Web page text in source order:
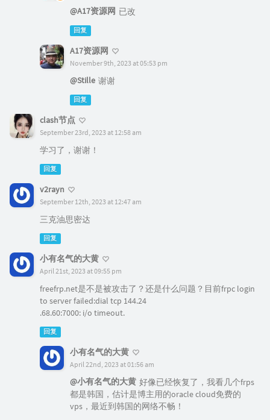
@A17资源网 已改
回复
A17资源网
November 9th, 2023 at 05:53 pm
@Stille 谢谢
回复
clash节点
September 23rd, 2023 at 12:58 am
学习了，谢谢！
回复
v2rayn
September 12th, 2023 at 12:47 am
三克油思密达
回复
小有名气的大黄
April 21st, 2023 at 09:55 pm
freefrp.net是不是被攻击了？还是什么问题？目前frpc login
to server failed:dial tcp 144.24
.68.60:7000: i/o timeout.
回复
小有名气的大黄
April 22nd, 2023 at 01:56 am
@小有名气的大黄 好像已经恢复了，我看几个frps
都是韩国，估计是博主用的oracle cloud免费的
vps，最近到韩国的网络不畅！